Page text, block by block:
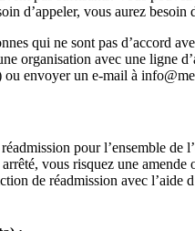
d’appeler, vous aurez besoin
qui ne sont pas d’accord
organisation avec une ligne
ou envoyer un e-mail à
pour l’ensemble de
vous risquez une
de réadmission avec l’aide